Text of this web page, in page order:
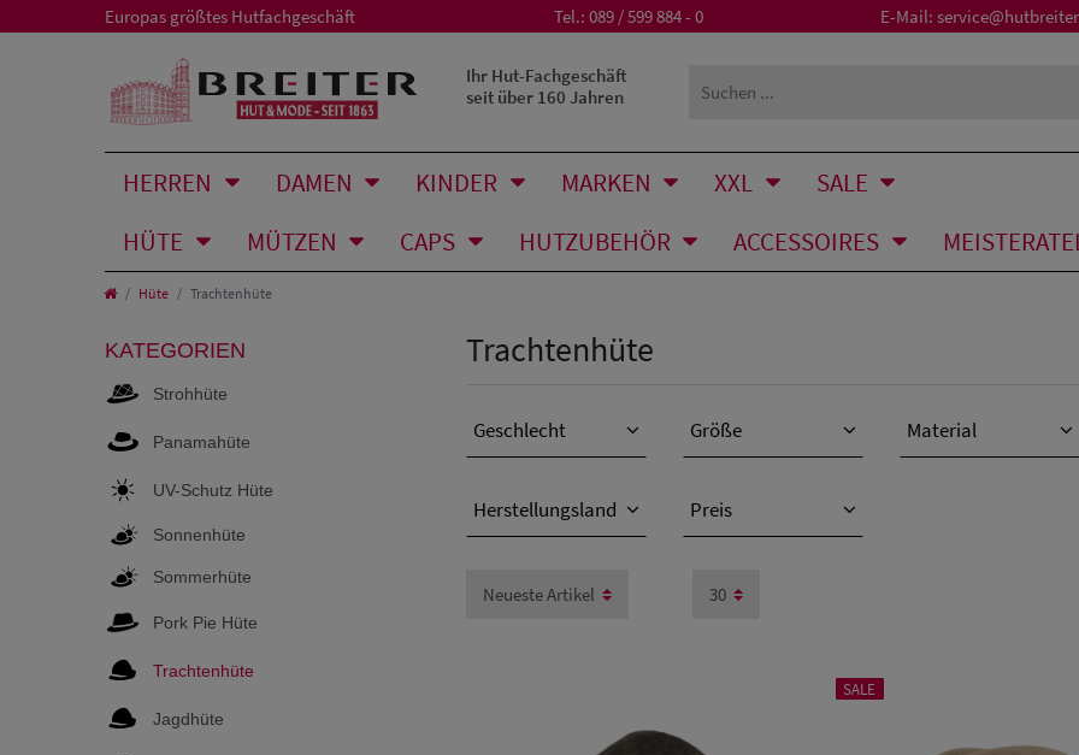
Europas größtes Hutfachgeschäft Tel.: 089 / 599 884 - 0 E-Mail:
Ihr Hut-Fachgeschäft
seit über 160 Jahren
HERREN DAMEN KINDER MARKEN XXL
SALE
HÜTE
MÜTZEN CAPS HUTZUBEHÖR ACCESSOIRES
Hüte Trachtenhüte
KATEGORIEN
Strohhüte
Panamahüte
UV-Schutz Hüte
Sonnenhüte
Sommerhüte
Pork Pie Hüte
Trachtenhüte
Jagdhüte
Trachtenhüte
Geschlecht Größe Material
Herstellungsland Preis
SALE